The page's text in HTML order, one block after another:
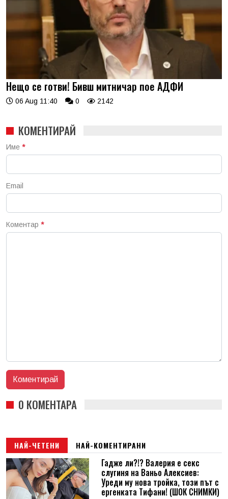
Нещо се готви! Бивш митничар пое АДФИ
06 Aug 11:40 0 2142
КОМЕНТИРАЙ
Име *
Email
Коментар *
0 КОМЕНТАРА
НАЙ-ЧЕТЕНИ НАЙ-КОМЕНТИРАНИ
Гадже ли?!? Валерия е секс
слугиня на Ваньо Алексиев:
Уреди му нова тройка, този път с
ергенката Тифани! (ШОК СНИМКИ)